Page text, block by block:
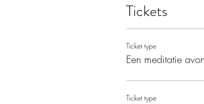
Tickets
Ticket type
Een meditatie
Ticket type